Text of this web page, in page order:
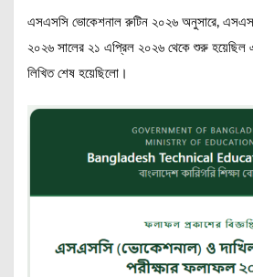
এসএসসি ভোকেশনাল রুটিন ২০২৬ অনুসারে, এসএসসি
২০২৬ সালের ২১ এপ্রিল ২০২৬ থেকে শুরু হয়েছিল
লিখিত শেষ হয়েছিলো।